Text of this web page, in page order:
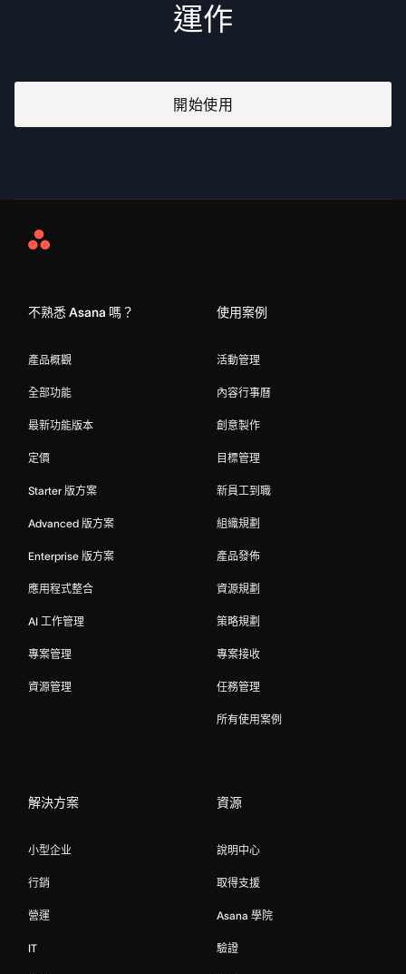
運作
開始使用
Asana
不熟悉 Asana 嗎？
產品概觀
全部功能
最新功能版本
定價
Starter 版方案
Advanced 版方案
Enterprise 版方案
應用程式整合
AI 工作管理
專案管理
資源管理
使用案例
活動管理
內容行事曆
創意製作
目標管理
新員工到職
組織規劃
產品發佈
資源規劃
策略規劃
專案接收
任務管理
所有使用案例
解決方案
小型企业
行銷
營運
IT
資源
說明中心
取得支援
Asana 學院
驗證